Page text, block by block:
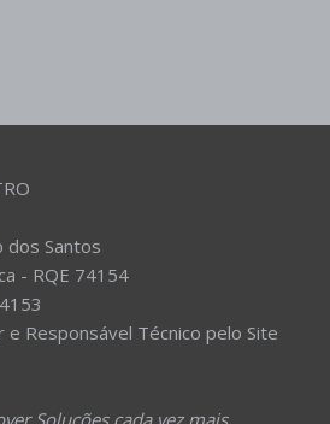
dos Santos
- RQE 74154
e Responsável Técnico pelo Site
Soluções cada vez mais